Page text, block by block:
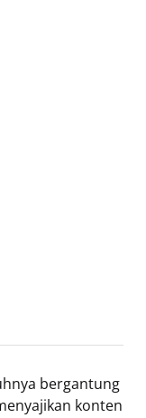
bergantung
konten